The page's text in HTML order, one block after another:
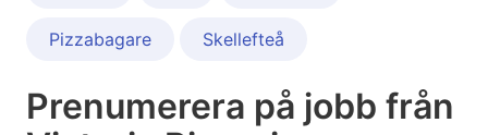
Pizzabagare Skellefteå
Prenumerera på jobb från